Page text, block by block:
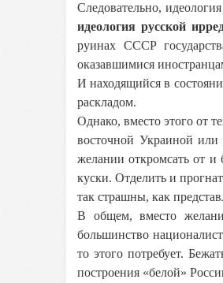
Следовательно,
идеология русской
руинах СССР
оказавшимися
И находящийся в
раскладом.
Однако, вместо этого от
восточной Украиной
желании откромсать от
куски. Отделить и
так страшны, как
В общем, вместо
большинство
то этого потребует.
построения «белой»